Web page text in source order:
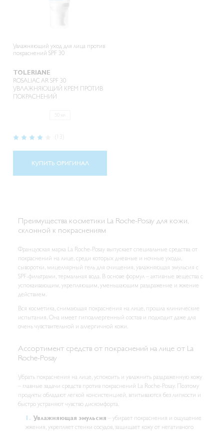
Увлажняющий уход для лица против
покраснений SPF 30
TOLERIANE
ROSALIAC AR SPF 30
УВЛАЖНЯЮЩИЙ КРЕМ ПРОТИВ
ПОКРАСНЕНИЙ
Рейтинг:
(13)
КУПИТЬ ОРИГИНАЛ
Преимущества косметики La Roche-Posay для кожи,
склонной к покраснениям
Французская марка La Roche-Posay выпускает специальные средства от
покраснений на лице, среди которых дневные и ночные уходы,
сыворотки, мицеллярный гель для очищения, увлажняющая эмульсия с
SPF-фильтрами, термальная вода. В основе формул – активные вещества с
успокаивающим, укрепляющим, уменьшающим раздражение и жжение
действием.
Вся косметика, снимающая покраснения на лице, прошла клинические
испытания. Она имеет гипоаллергенный состав и подходит даже для
очень чувствительной и аллергичной кожи.
Ассортимент средств от покраснений на лице от La
Roche-Posay
Убрать покраснения на лице, успокоить и увлажнить раздраженную кожу
– главные задачи средств против покраснений La Roche-Posay. Поэтому
продукты обладают легкой консистенцией, впитываются без липкости и
быстро устраняют чувство дискомфорта.
Увлажняющая эмульсия – убирает покраснения и ощущение
жжения, укрепляет стенки сосудов, защищает кожу от негативного